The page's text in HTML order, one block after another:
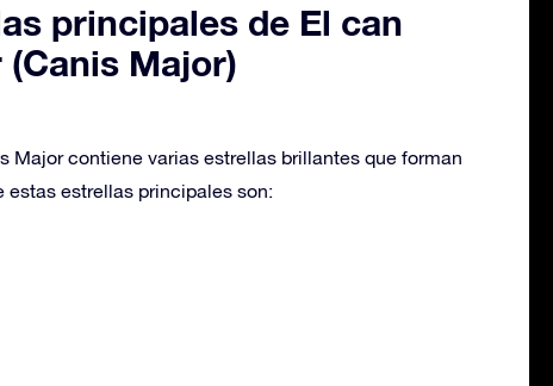
principales de El can
(Canis Major)
Major contiene varias estrellas brillantes que forman
estas estrellas principales son: